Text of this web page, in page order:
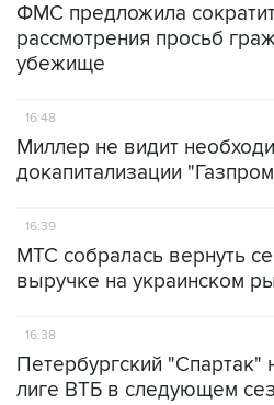
ФМС предложила
рассмотрения просьб
убежище
16:48
Миллер не видит
докапитализации
16:39
МТС собралась вернуть
выручке на украинском
16:38
Петербургский "Спартак"
лиге ВТБ в следующем